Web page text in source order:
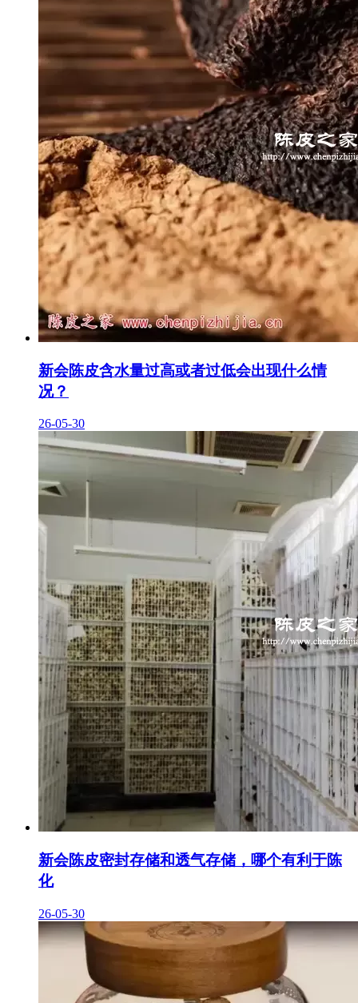
新会陈皮含水量过高或者过低会出现什么情
况？
26-05-30
新会陈皮密封存储和透气存储，哪个有利于陈
化
26-05-30